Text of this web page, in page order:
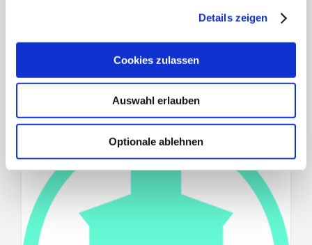
Details zeigen
Cookies zulassen
Auswahl erlauben
Optionale ablehnen
Gegenteil der Fall. Eigentlich müsste man von
WEITERLESEN